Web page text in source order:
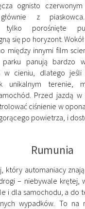
ognisto
z
tylko porośnięte
się po horyzont.
między innymi film
parku panują bardzo
w cieniu, dlatego
terenie,
Przed jazdą
ciśnienie w
powietrza, i
Rumunia
który automaniacy
– niebywale krętej,
i dla samochodu, a do
wypadków. To na